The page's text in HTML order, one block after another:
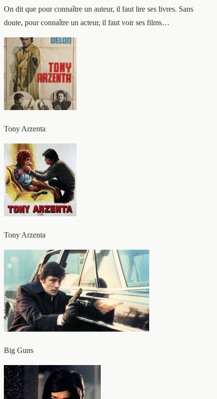
On dit que pour connaître un auteur, il faut lire ses livres. Sans
doute, pour connaître un acteur, il faut voir ses films…
Tony Arzenta
Tony Arzenta
Big Guns